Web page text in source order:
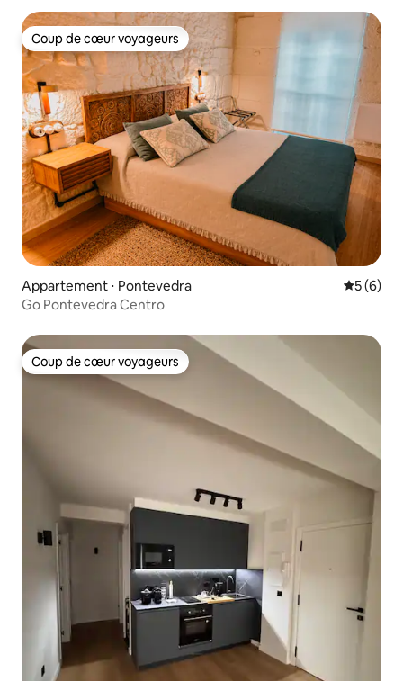
Coup de cœur voyageurs
Coup de cœur voyageurs
Appartement ⋅ Pontevedra
5 (6)
Go Pontevedra Centro
Coup de cœur voyageurs
Coup de cœur voyageurs